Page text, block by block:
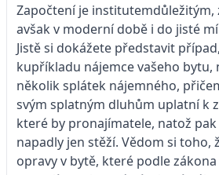
Započteníje institutemdůležitým,
avšak v moderní době i do jisté
Jistě si dokážete představit
kupříkladu nájemce vašeho bytu,
několik splátek nájemného,
svým splatným dluhům uplatní k
které by pronajímatele, natož
napadly jen stěží. Vědom si toho,
opravy v bytě, které podle